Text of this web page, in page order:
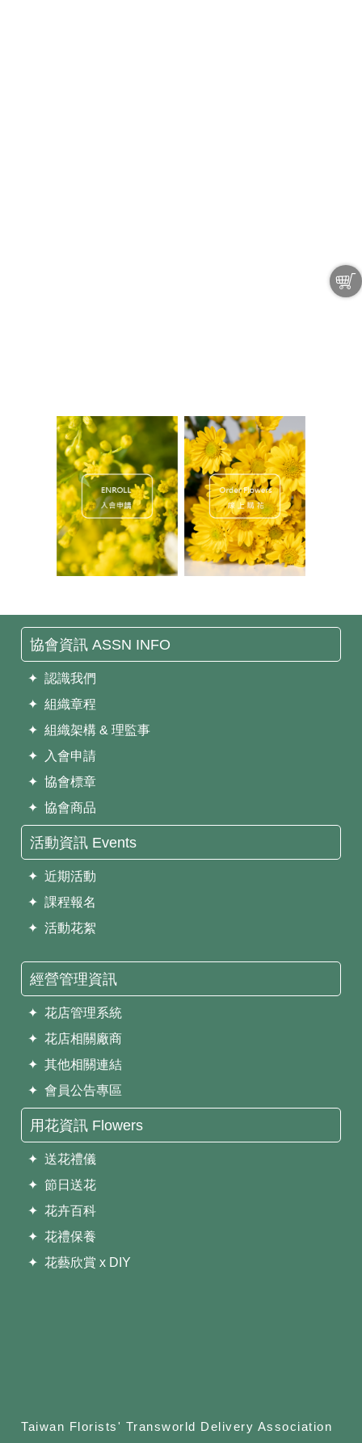
協會資訊 ASSN INFO
✦ 認識我們
✦ 組織章程
✦ 組織架構 & 理監事
✦ 入會申請
✦ 協會標章
✦ 協會商品
活動資訊 Events
✦ 近期活動
✦ 課程報名
✦ 活動花絮
經營管理資訊
✦ 花店管理系統
✦ 花店相關廠商
✦ 其他相關連結
✦ 會員公告專區
用花資訊 Flowers
✦ 送花禮儀
✦ 節日送花
✦ 花卉百科
✦ 花禮保養
✦ 花藝欣賞 x DIY
Taiwan Florists' Transworld Delivery Association